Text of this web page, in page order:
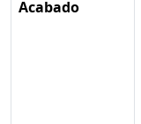
Acabado